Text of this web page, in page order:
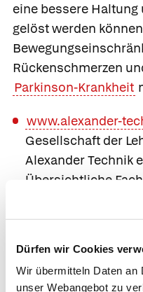
Dürfen wir Cookies
Wir übermitteln Daten an
unser Webangebot zu
eine bessere
gelöst werden
Rückenschmerzen
Parkinson-Krankheit
www.alexander-
Gesellschaft der
Alexander Technik
Übersichtliche
W. Steinmüller et
Gestaltung